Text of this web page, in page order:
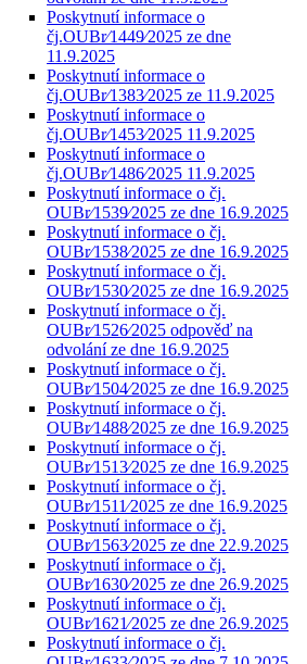
Poskytnutí informace o
čj.OUBr⁄1449⁄2025 ze dne
11.9.2025
Poskytnutí informace o
čj.OUBr⁄1383⁄2025 ze 11.9.2025
Poskytnutí informace o
čj.OUBr⁄1453⁄2025 11.9.2025
Poskytnutí informace o
čj.OUBr⁄1486⁄2025 11.9.2025
Poskytnutí informace o čj.
OUBr⁄1539⁄2025 ze dne 16.9.2025
Poskytnutí informace o čj.
OUBr⁄1538⁄2025 ze dne 16.9.2025
Poskytnutí informace o čj.
OUBr⁄1530⁄2025 ze dne 16.9.2025
Poskytnutí informace o čj.
OUBr⁄1526⁄2025 odpověď na
odvolání ze dne 16.9.2025
Poskytnutí informace o čj.
OUBr⁄1504⁄2025 ze dne 16.9.2025
Poskytnutí informace o čj.
OUBr⁄1488⁄2025 ze dne 16.9.2025
Poskytnutí informace o čj.
OUBr⁄1513⁄2025 ze dne 16.9.2025
Poskytnutí informace o čj.
OUBr⁄1511⁄2025 ze dne 16.9.2025
Poskytnutí informace o čj.
OUBr⁄1563⁄2025 ze dne 22.9.2025
Poskytnutí informace o čj.
OUBr⁄1630⁄2025 ze dne 26.9.2025
Poskytnutí informace o čj.
OUBr⁄1621⁄2025 ze dne 26.9.2025
Poskytnutí informace o čj.